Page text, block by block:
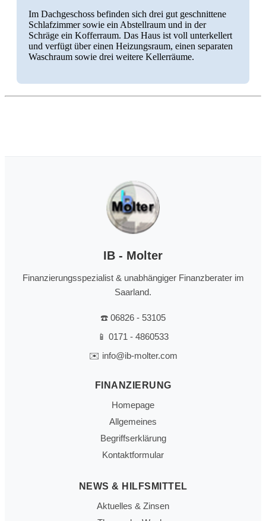
Im Dachgeschoss befinden sich drei gut geschnittene
Schlafzimmer sowie ein Abstellraum und in der
Schräge ein Kofferraum. Das Haus ist voll unterkellert
und verfügt über einen Heizungsraum, einen separaten
Waschraum sowie drei weitere Kellerräume.
IB - Molter
Finanzierungsspezialist & unabhängiger Finanzberater im
Saarland.
☎️ 06826 - 53105
📱 0171 - 4860533
✉️ info@ib-molter.com
FINANZIERUNG
Homepage
Allgemeines
Begriffserklärung
Kontaktformular
NEWS & HILFSMITTEL
Aktuelles & Zinsen